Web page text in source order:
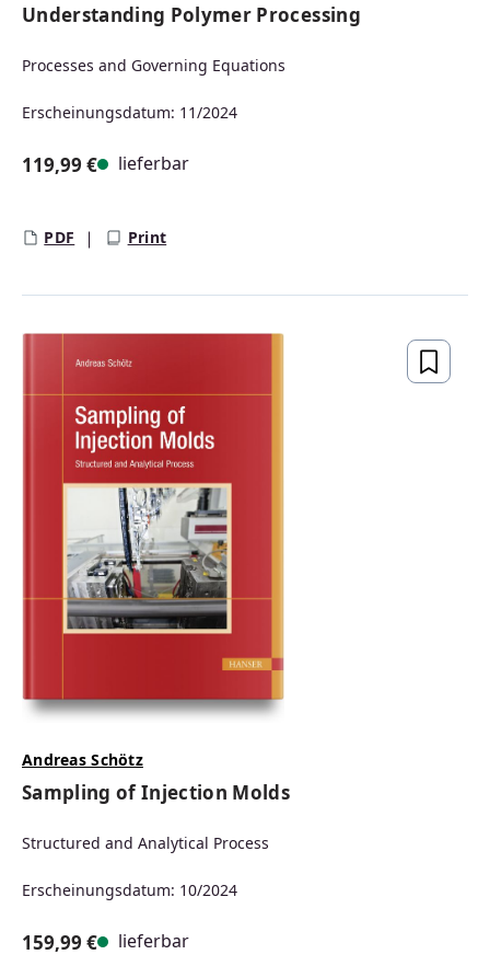
Understanding Polymer Processing
Processes and Governing Equations
Erscheinungsdatum: 11/2024
119,99 € lieferbar
PDF Print
Andreas Schötz
Sampling of Injection Molds
Structured and Analytical Process
Erscheinungsdatum: 10/2024
159,99 € lieferbar